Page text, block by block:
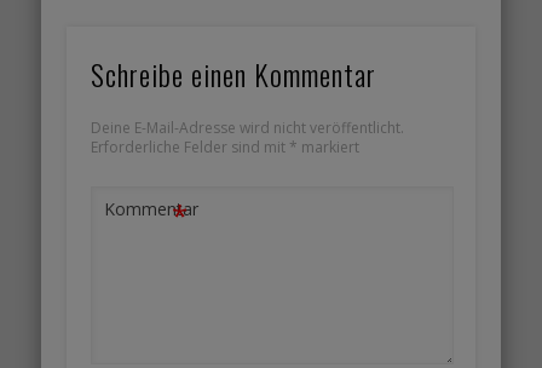
Schreibe einen Kommentar
Deine E-Mail-Adresse wird nicht veröffentlicht.
Erforderliche Felder sind mit * markiert
Kommentar
*